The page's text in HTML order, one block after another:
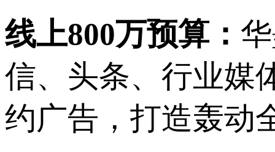
线上800万预算：
信、头条、行业媒
约广告，打造轰动